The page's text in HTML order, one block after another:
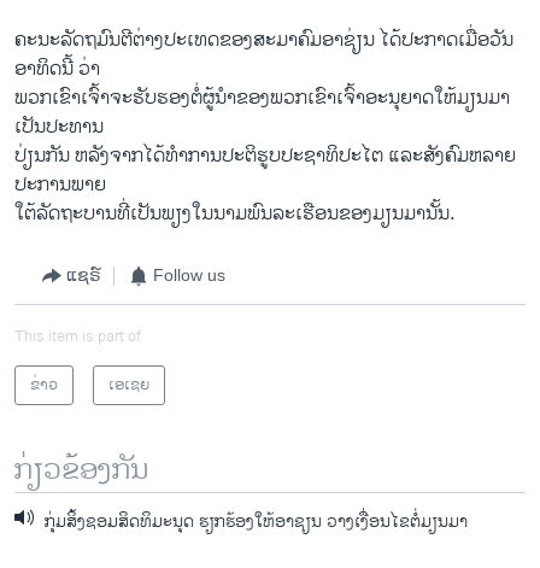
ຄະນະ​ລັດຖມົນຕີ​ຕ່າງປະ​ເທດ​ຂອງ​ສະມາຄົມ​ອາ​ຊ່ຽນ ​ໄດ້​ປະກາດ​ເມື່ອວັນ​
ອາທິດນີ້ ວ່າ
ພວກ​ເຂົາ​ເຈົ້າຈະ​ຮັບຮອງ​ຕໍ່ຜູ້​ນໍາ​ຂອງ​ພວກ​ເຂົາ​ເຈົ້າ​ອະນຸຍາດ​ໃຫ້​ມຽນມາ​
ເປັນ​ປະທານ​
ປ່ຽນ​ກັນ ຫລັງ​ຈາກ​ໄດ້​ທໍາ​ການ​ປະຕິ​ຮູບປະຊາທິປະ​ໄຕ ​ແລະ​ສັງຄົມ​ຫລາຍ​
ປະການ​ພາຍ
ໃຕ້​ລັດຖະບານ​ທີ່​ເປັນ​ພຽງໃນ​ນາມ​ພົນລະ​ເຮືອນ​ຂອງ​ມຽນມາ​ນັ້ນ.
ແຊຣ໌ Follow us
This item is part of
ຂ່າວ
ເອເຊຍ
ກ່ຽວຂ້ອງກັນ
ກຸ່ມສິ້ງຊອມສິດທິມະນຸດ ຮຽກຮ້ອງໃຫ້ອາຊຽນ ວາງເງື່ອນໄຂຕໍ່ມຽນມາ